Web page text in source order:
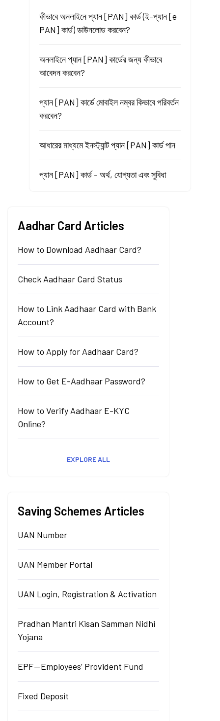
কীভাবে অনলাইনে প্যান [PAN] কার্ড (ই-প্যান [e
PAN] কার্ড) ডাউনলোড করবেন?
অনলাইনে প্যান [PAN] কার্ডের জন্য কীভাবে
আবেদন করবেন?
প্যান [PAN] কার্ডে মোবাইল নম্বর কিভাবে পরিবর্তন
করবেন?
আধারের মাধ্যমে ইনস্ট্যান্ট প্যান [PAN] কার্ড পান
প্যান [PAN] কার্ড - অর্থ, যোগ্যতা এবং সুবিধা
Aadhar Card Articles
How to Download Aadhaar Card?
Check Aadhaar Card Status
How to Link Aadhaar Card with Bank
Account?
How to Apply for Aadhaar Card?
How to Get E-Aadhaar Password?
How to Verify Aadhaar E-KYC
Online?
EXPLORE ALL
Saving Schemes Articles
UAN Number
UAN Member Portal
UAN Login, Registration & Activation
Pradhan Mantri Kisan Samman Nidhi
Yojana
EPF — Employees’ Provident Fund
Fixed Deposit